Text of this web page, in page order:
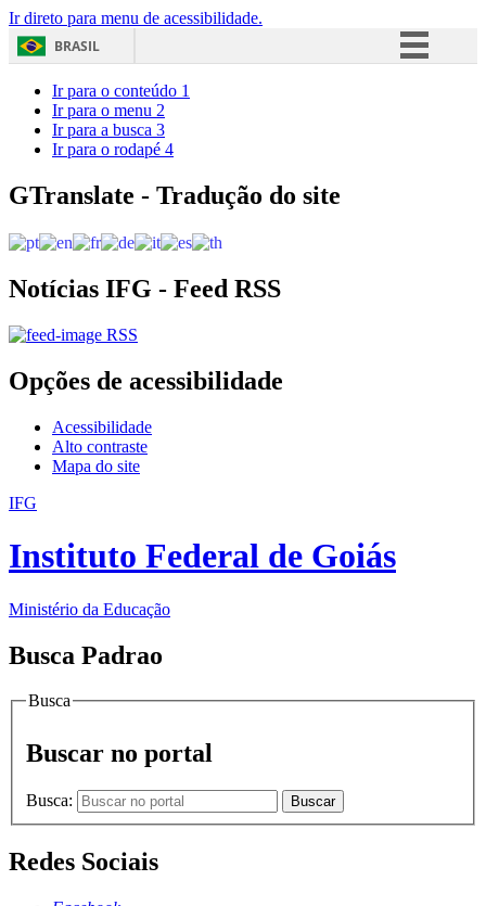
Ir direto para menu de acessibilidade.
BRASIL
Acesso à informação
Ir para o conteúdo 1
Ir para o menu 2
Ir para a busca 3
Ir para o rodapé 4
GTranslate - Tradução do site
Notícias IFG - Feed RSS
RSS
Opções de acessibilidade
Acessibilidade
Alto contraste
Mapa do site
IFG
Instituto Federal de Goiás
Ministério da Educação
Busca Padrao
Busca
Buscar no portal
Busca: Buscar
Redes Sociais